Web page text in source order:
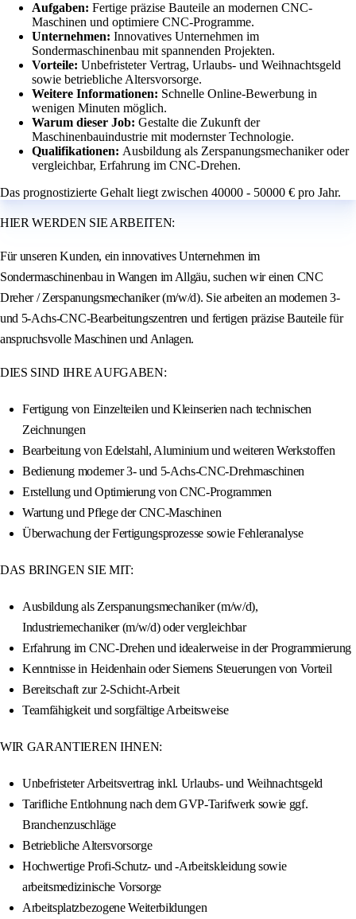
Aufgaben: Fertige präzise Bauteile an modernen CNC-
Maschinen und optimiere CNC-Programme.
Unternehmen: Innovatives Unternehmen im
Sondermaschinenbau mit spannenden Projekten.
Vorteile: Unbefristeter Vertrag, Urlaubs- und Weihnachtsgeld
sowie betriebliche Altersvorsorge.
Weitere Informationen: Schnelle Online-Bewerbung in
wenigen Minuten möglich.
Warum dieser Job: Gestalte die Zukunft der
Maschinenbauindustrie mit modernster Technologie.
Qualifikationen: Ausbildung als Zerspanungsmechaniker oder
vergleichbar, Erfahrung im CNC-Drehen.
Das prognostizierte Gehalt liegt zwischen 40000 - 50000 € pro Jahr.
HIER WERDEN SIE ARBEITEN:
Für unseren Kunden, ein innovatives Unternehmen im
Sondermaschinenbau in Wangen im Allgäu, suchen wir einen CNC
Dreher / Zerspanungsmechaniker (m/w/d). Sie arbeiten an modernen 3-
und 5-Achs-CNC-Bearbeitungszentren und fertigen präzise Bauteile für
anspruchsvolle Maschinen und Anlagen.
DIES SIND IHRE AUFGABEN:
Fertigung von Einzelteilen und Kleinserien nach technischen
Zeichnungen
Bearbeitung von Edelstahl, Aluminium und weiteren Werkstoffen
Bedienung moderner 3- und 5-Achs-CNC-Drehmaschinen
Erstellung und Optimierung von CNC-Programmen
Wartung und Pflege der CNC-Maschinen
Überwachung der Fertigungsprozesse sowie Fehleranalyse
DAS BRINGEN SIE MIT:
Ausbildung als Zerspanungsmechaniker (m/w/d),
Industriemechaniker (m/w/d) oder vergleichbar
Erfahrung im CNC-Drehen und idealerweise in der Programmierung
Kenntnisse in Heidenhain oder Siemens Steuerungen von Vorteil
Bereitschaft zur 2-Schicht-Arbeit
Teamfähigkeit und sorgfältige Arbeitsweise
WIR GARANTIEREN IHNEN:
Unbefristeter Arbeitsvertrag inkl. Urlaubs- und Weihnachtsgeld
Tarifliche Entlohnung nach dem GVP-Tarifwerk sowie ggf.
Branchenzuschläge
Betriebliche Altersvorsorge
Hochwertige Profi-Schutz- und -Arbeitskleidung sowie
arbeitsmedizinische Vorsorge
Arbeitsplatzbezogene Weiterbildungen